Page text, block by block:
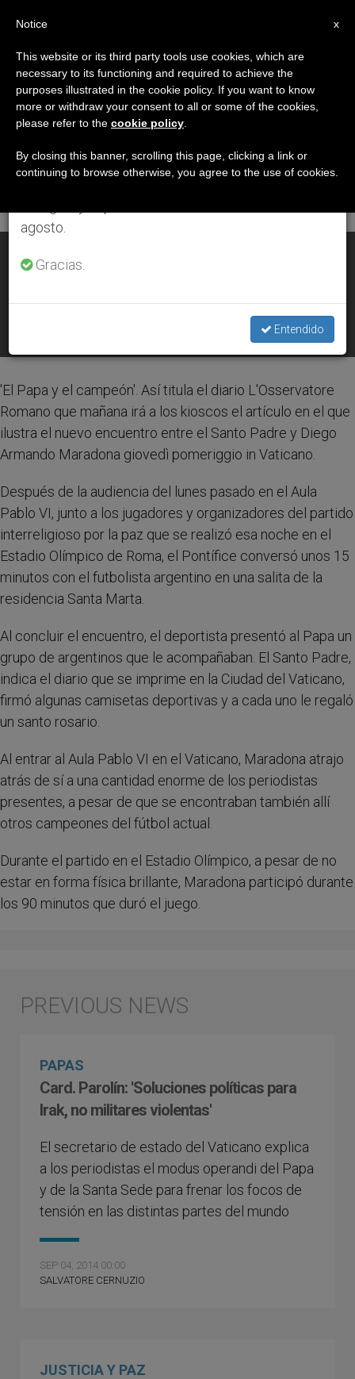
DÍA
Septiembre 4th, 2014
ÚLTIMAS NOTICIAS
SEP 04, 2014 00:00
'El Papa y el campeón'. Así titula el diario L'Osservatore
Romano que mañana irá a los kioscos el artículo en el que
ilustra el nuevo encuentro entre el Santo Padre y Diego
Armando Maradona giovedì pomeriggio in Vaticano.
Después de la audiencia del lunes pasado en el Aula
Pablo VI, junto a los jugadores y organizadores del partido
interreligioso por la paz que se realizó esa noche en el
Estadio Olímpico de Roma, el Pontífice conversó unos 15
minutos con el futbolista argentino en una salita de la
residencia Santa Marta.
Al concluir el encuentro, el deportista presentó al Papa un
grupo de argentinos que le acompañaban. El Santo Padre,
indica el diario que se imprime en la Ciudad del Vaticano,
firmó algunas camisetas deportivas y a cada uno le regaló
un santo rosario.
Al entrar al Aula Pablo VI en el Vaticano, Maradona atrajo
atrás de sí a una cantidad enorme de los periodistas
presentes, a pesar de que se encontraban también allí
otros campeones del fútbol actual.
Durante el partido en el Estadio Olímpico, a pesar de no
estar en forma física brillante, Maradona participó durante
los 90 minutos que duró el juego.
PAPAS
Card. Parolín: 'Soluciones políticas para
Irak, no militares violentas'
El secretario de estado del Vaticano explica
a los periodistas el modus operandi del Papa
y de la Santa Sede para frenar los focos de
tensión en las distintas partes del mundo
SEP 04, 2014 00:00
SALVATORE CERNUZIO
JUSTICIA Y PAZ
×
Aviso importante
Del 27 de julio al 7 de agosto haremos la pausa
anual, aprovechando que en el periodo de verano
se generan menos informaciones y también el
agosto.
Gracias.
Entendido
x
Notice
This website or its third party tools use cookies, which are
necessary to its functioning and required to achieve the
purposes illustrated in the cookie policy. If you want to know
more or withdraw your consent to all or some of the cookies,
please refer to the cookie policy
By closing this banner, scrolling this page, clicking a link or
continuing to browse otherwise, you agree to the use of cookies.